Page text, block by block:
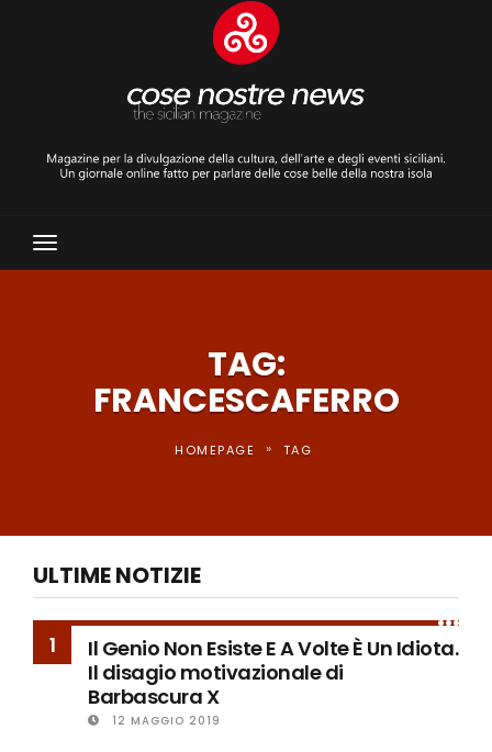
Toggle
Navigation
TAG:
FRANCESCAFERRO
HOMEPAGE » TAG
ULTIME NOTIZIE
1
Il Genio Non Esiste E A Volte È Un Idiota.
Il disagio motivazionale di
Barbascura X
12 MAGGIO 2019